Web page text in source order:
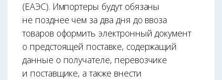
(ЕАЭС). Импортеры будут обязаны
не позднее чем за два дня до ввоза
товаров оформить электронный документ
о предстоящей поставке, содержащий
данные о получателе, перевозчике
и поставщике, а также внести